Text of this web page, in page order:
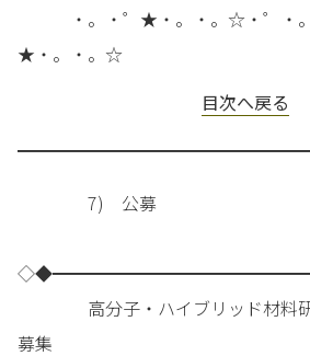
・。・゜★・。・。☆・゜・。
★・。・。☆
目次へ戻る
7) 公募
高分子・ハイブリッド材料研
募集